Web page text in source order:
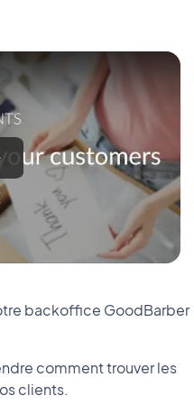
backoffice GoodBarber
comment trouver les
clients.